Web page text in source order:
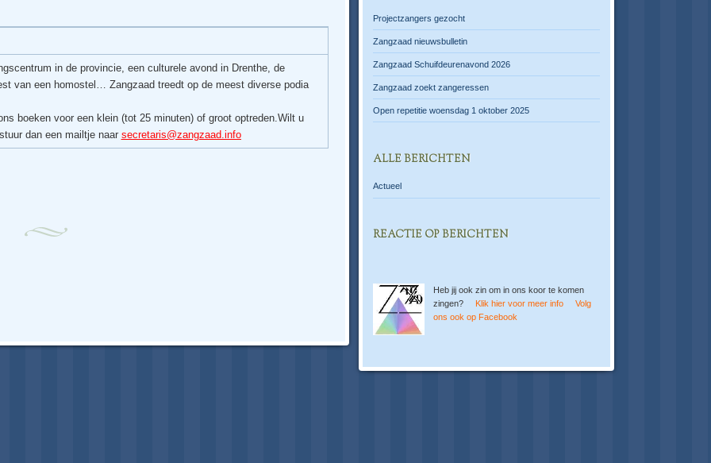
in de provincie, een culturele avond in Drenthe, de
van een homostel… Zangzaad treedt op de meest diverse podia
boeken voor een klein (tot 25 minuten) of groot optreden.Wilt u
dan een mailtje naar secretaris@zangzaad.info
Projectzangers gezocht
Zangzaad nieuwsbulletin
Zangzaad Schuifdeurenavond 2026
Zangzaad zoekt zangeressen
Open repetitie woensdag 1 oktober 2025
ALLE BERICHTEN
Actueel
REACTIE OP BERICHTEN
Heb jij ook zin om in ons koor te komen
zingen?Klik hier voor meer info
Volg
ons ook op Facebook